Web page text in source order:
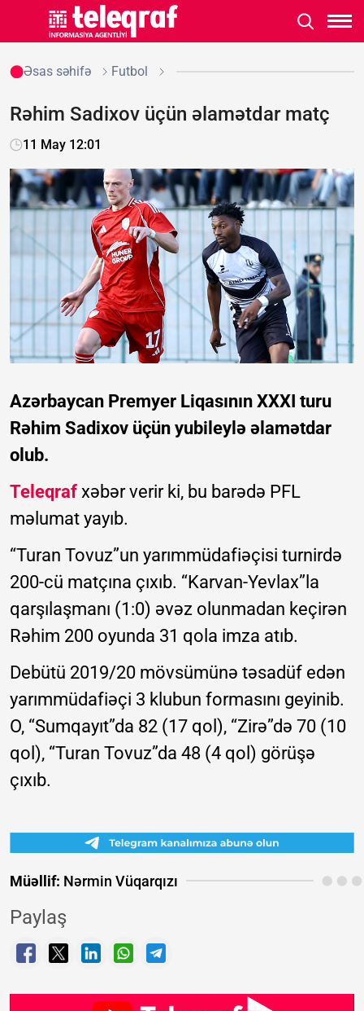
Əsas səhifə Futbol
Rəhim Sadixov üçün əlamətdar matç
11 May 12:01
Azərbaycan Premyer Liqasının XXXI turu
Rəhim Sadixov üçün yubileylə əlamətdar
olub.
Teleqraf xəbər verir ki, bu barədə PFL
məlumat yayıb.
“Turan Tovuz”un yarımmüdafiəçisi turnirdə
200-cü matçına çıxıb. “Karvan-Yevlax”la
qarşılaşmanı (1:0) əvəz olunmadan keçirən
Rəhim 200 oyunda 31 qola imza atıb.
Debütü 2019/20 mövsümünə təsadüf edən
yarımmüdafiəçi 3 klubun formasını geyinib.
O, “Sumqayıt”da 82 (17 qol), “Zirə”də 70 (10
qol), “Turan Tovuz”da 48 (4 qol) görüşə
çıxıb.
Müəllif: Nərmin Vüqarqızı
Paylaş